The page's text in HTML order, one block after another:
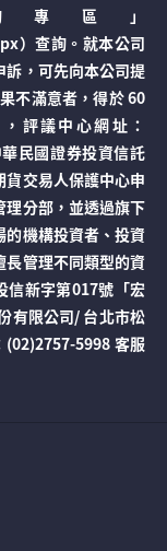
區」
）查詢。就本公司
訴，可先向本公司提
不滿意者，得於 60
評議中心網址：
民國證券投資信託
交易人保護中心申
理分部，並透過旗下
機構投資者、投資
管理不同類型的資
信新字第017號「宏
有限公司/ 台北市松
5998 客服